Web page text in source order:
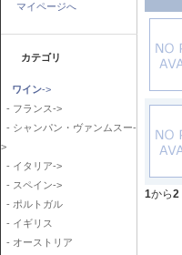
マイページへ
カテゴリ
ワイン->
- フランス->
- シャンパン・ヴァンムスー-
>
- イタリア->
- スペイン->
- ポルトガル
- イギリス
- オーストリア
1から2